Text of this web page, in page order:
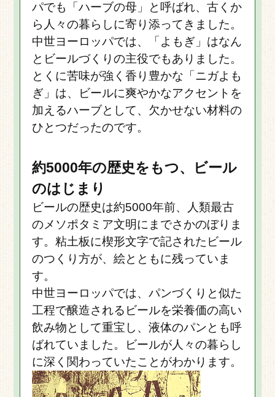
パでも「ハーブの母」と呼ばれ、古くか
ら人々の暮らしに寄り添ってきました。
中世ヨーロッパでは、「よもぎ」はなん
とビールづくりの主役でもありました。
とくに苦味が強く香り豊かな「ニガよも
ぎ」は、ビールに爽やかなアクセントを
加えるハーブとして、欠かせない材料の
ひとつだったのです。
約5000年の歴史をもつ、ビール
のはじまり
ビールの歴史は約5000年前、人類最古
のメソポタミア文明にまでさかのぼりま
す。粘土板に楔形文字で記されたビール
のつくり方が、絵とともに残っていま
す。
中世ヨーロッパでは、パンづくりと似た
工程で醸造されるビールを栄養価の高い
飲み物として重宝し、液体のパンとも呼
ばれていました。ビールが人々の暮らし
に深く関わっていたことがわかります。